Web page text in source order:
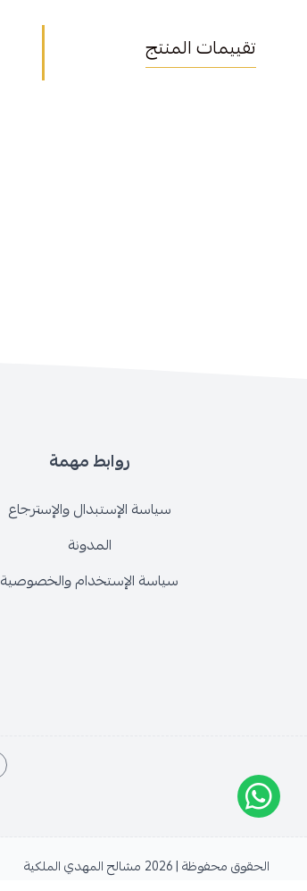
تقييمات المنتج
روابط مهمة
سياسة الإستبدال والإسترجاع
المدونة
سياسة الإستخدام والخصوصية
الحقوق محفوظة | 2026 مشالح المهدي الملكية